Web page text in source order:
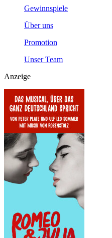
Gewinnspiele
Über uns
Promotion
Unser Team
Anzeige